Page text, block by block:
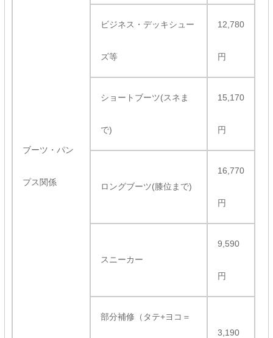
ブーツ・パン
プス関係
ビジネス・デッキシュー
ズ等
12,780
円
ショートブーツ(スネま
で)
15,170
円
ロングブーツ(膝位まで)
16,770
円
スニーカー
9,590
円
部分補修（タテ+ヨコ＝
3,190